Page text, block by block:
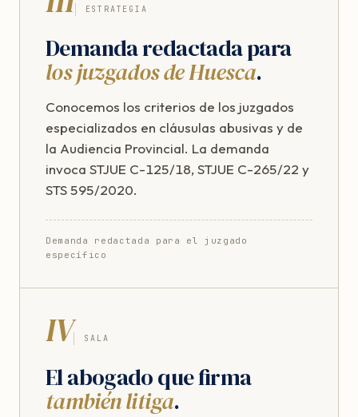
ESTRATEGIA
Demanda redactada para
los juzgados de Huesca.
Conocemos los criterios de los juzgados
especializados en cláusulas abusivas y de
la Audiencia Provincial. La demanda
invoca STJUE C-125/18, STJUE C-265/22 y
STS 595/2020.
Demanda redactada para el juzgado
específico
IV SALA
El abogado que firma
también litiga.